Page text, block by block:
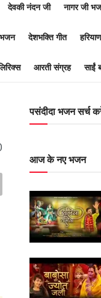
देवकी नंदन जी नागर जी
देशभक्ति गीत
आरती संग्रह साईं
पसंदीदा भजन सर्च
आज के नए भजन